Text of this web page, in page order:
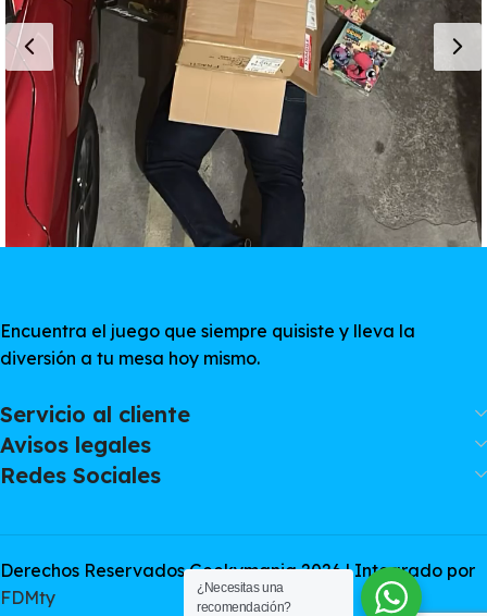
Encuentra el juego que siempre quisiste y lleva la
diversión a tu mesa hoy mismo.
Servicio al cliente
Avisos legales
Redes Sociales
Derechos Reservados Geekymania 2026 | Integrado por
FDMty
¿Necesitas una
recomendación?